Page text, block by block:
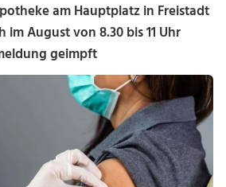
am Hauptplatz in Freistadt
August von 8.30 bis 11 Uhr
geimpft